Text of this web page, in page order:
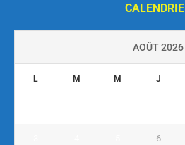
AOÛT 2026
L M M J
6